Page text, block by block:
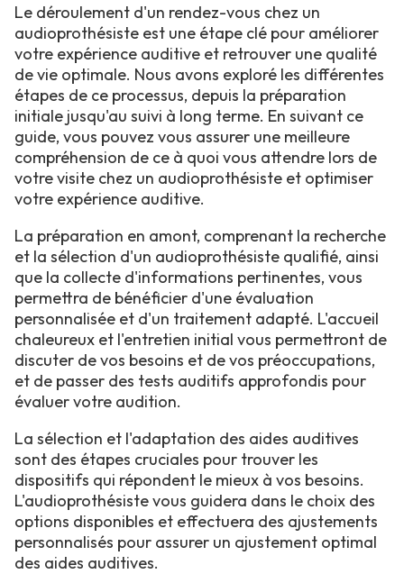
Le déroulement d'un rendez-vous chez un
audioprothésiste est une étape clé pour améliorer
votre expérience auditive et retrouver une qualité
de vie optimale. Nous avons exploré les différentes
étapes de ce processus, depuis la préparation
initiale jusqu'au suivi à long terme. En suivant ce
guide, vous pouvez vous assurer une meilleure
compréhension de ce à quoi vous attendre lors de
votre visite chez un audioprothésiste et optimiser
votre expérience auditive.
La préparation en amont, comprenant la recherche
et la sélection d'un audioprothésiste qualifié, ainsi
que la collecte d'informations pertinentes, vous
permettra de bénéficier d'une évaluation
personnalisée et d'un traitement adapté. L'accueil
chaleureux et l'entretien initial vous permettront de
discuter de vos besoins et de vos préoccupations,
et de passer des tests auditifs approfondis pour
évaluer votre audition.
La sélection et l'adaptation des aides auditives
sont des étapes cruciales pour trouver les
dispositifs qui répondent le mieux à vos besoins.
L'audioprothésiste vous guidera dans le choix des
options disponibles et effectuera des ajustements
personnalisés pour assurer un ajustement optimal
des aides auditives.